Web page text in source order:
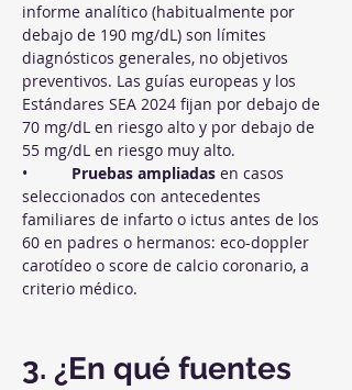
informe analítico (habitualmente por
debajo de 190 mg/dL) son límites
diagnósticos generales, no objetivos
preventivos. Las guías europeas y los
Estándares SEA 2024 fijan por debajo de
70 mg/dL en riesgo alto y por debajo de
55 mg/dL en riesgo muy alto.
• Pruebas ampliadas en casos
seleccionados con antecedentes
familiares de infarto o ictus antes de los
60 en padres o hermanos: eco-doppler
carotídeo o score de calcio coronario, a
criterio médico.
3. ¿En qué fuentes